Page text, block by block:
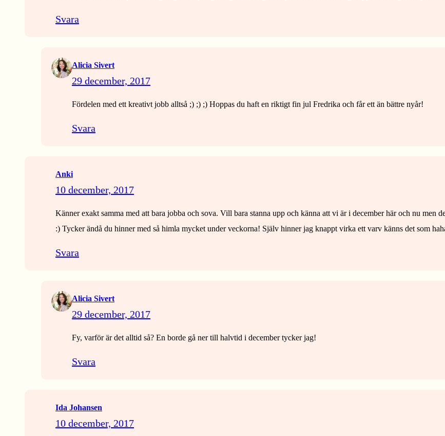
Svara
Alicia Sivert
29 december, 2017
Fördelen med ett kreativt jobb alltså ;) ;) ;) Hoppas du haft en riktigt fin jul Fredrika och får ett än bättre nyår!
Svara
Anki
10 december, 2017
Känner exakt samma med att bara jobba och sova. Vill bara stanna upp och känna att vi är i december här och nu men
:) Tycker ändå du hinner med så himla mycket under veckorna! Själv hinner jag knappt virka ett varv känns det som
Svara
Alicia Sivert
29 december, 2017
Fy, varför är det alltid så? En borde gå ner till halvtid i december tycker jag!
Svara
Ida Johansen
10 december, 2017